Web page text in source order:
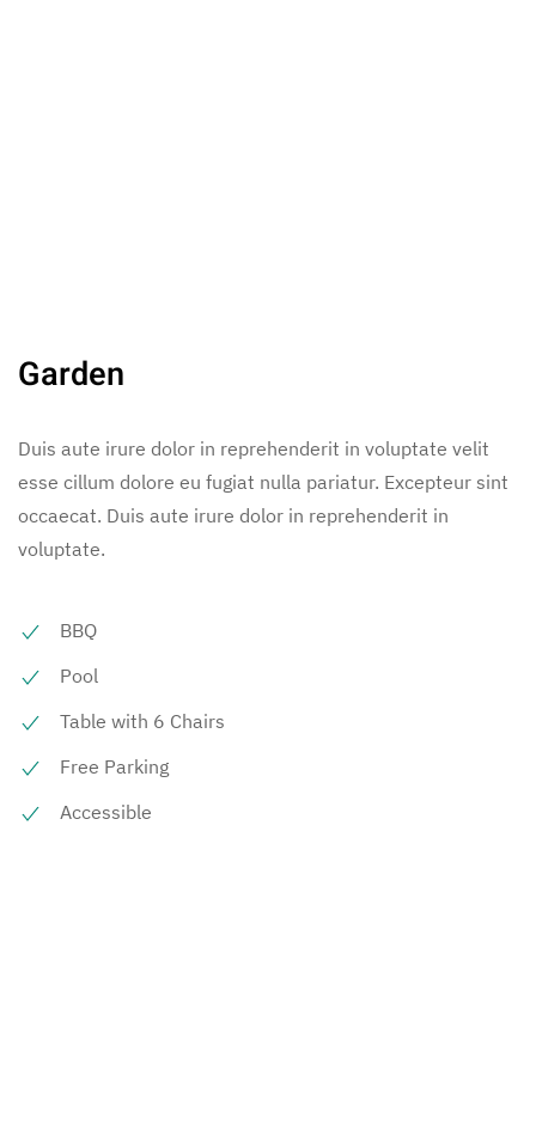
Garden
Duis aute irure dolor in reprehenderit in voluptate velit
esse cillum dolore eu fugiat nulla pariatur. Excepteur sint
occaecat. Duis aute irure dolor in reprehenderit in
voluptate.
BBQ
Pool
Table with 6 Chairs
Free Parking
Accessible